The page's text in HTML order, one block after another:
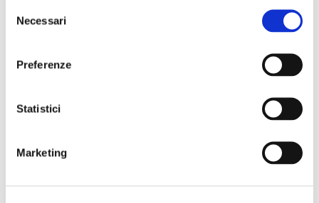
delNecessari
Preferenze
Statistici
Marketing